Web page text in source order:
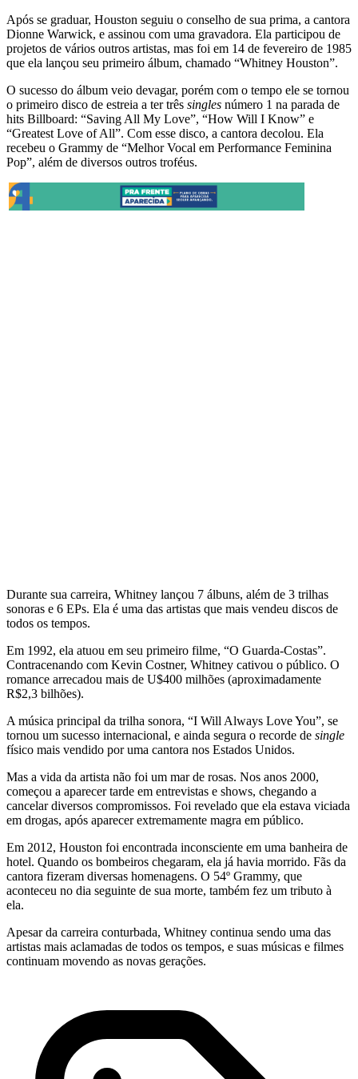
Após se graduar, Houston seguiu o conselho de sua prima, a cantora
Dionne Warwick, e assinou com uma gravadora. Ela participou de
projetos de vários outros artistas, mas foi em 14 de fevereiro de 1985
que ela lançou seu primeiro álbum, chamado “Whitney Houston”.
O sucesso do álbum veio devagar, porém com o tempo ele se tornou
o primeiro disco de estreia a ter três singles número 1 na parada de
hits Billboard: “Saving All My Love”, “How Will I Know” e
“Greatest Love of All”. Com esse disco, a cantora decolou. Ela
recebeu o Grammy de “Melhor Vocal em Performance Feminina
Pop”, além de diversos outros troféus.
Durante sua carreira, Whitney lançou 7 álbuns, além de 3 trilhas
sonoras e 6 EPs. Ela é uma das artistas que mais vendeu discos de
todos os tempos.
Em 1992, ela atuou em seu primeiro filme, “O Guarda-Costas”.
Contracenando com Kevin Costner, Whitney cativou o público. O
romance arrecadou mais de U$400 milhões (aproximadamente
R$2,3 bilhões).
A música principal da trilha sonora, “I Will Always Love You”, se
tornou um sucesso internacional, e ainda segura o recorde de single
físico mais vendido por uma cantora nos Estados Unidos.
Mas a vida da artista não foi um mar de rosas. Nos anos 2000,
começou a aparecer tarde em entrevistas e shows, chegando a
cancelar diversos compromissos. Foi revelado que ela estava viciada
em drogas, após aparecer extremamente magra em público.
Em 2012, Houston foi encontrada inconsciente em uma banheira de
hotel. Quando os bombeiros chegaram, ela já havia morrido. Fãs da
cantora fizeram diversas homenagens. O 54º Grammy, que
aconteceu no dia seguinte de sua morte, também fez um tributo à
ela.
Apesar da carreira conturbada, Whitney continua sendo uma das
artistas mais aclamadas de todos os tempos, e suas músicas e filmes
continuam movendo as novas gerações.